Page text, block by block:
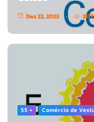
Dez 22, 2023 2177
55 + Comércio de